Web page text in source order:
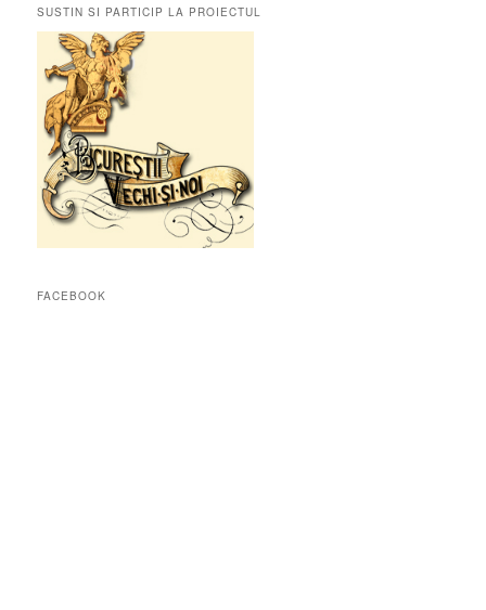
SUSTIN SI PARTICIP LA PROIECTUL
FACEBOOK